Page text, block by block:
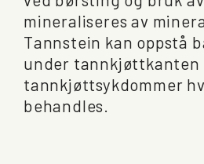
mineraliseres av
Tannstein kan oppstå
under tannkjøttkanten
tannkjøttsykdommer
behandles.